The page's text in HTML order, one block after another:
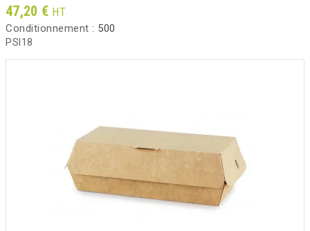
Prix
47,20 € HT
Conditionnement : 500
PSI18